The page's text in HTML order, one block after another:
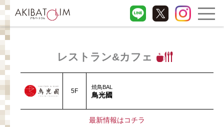
レストラン&カフェ
5F
焼鳥BAL
鳥光國
最新情報はコチラ